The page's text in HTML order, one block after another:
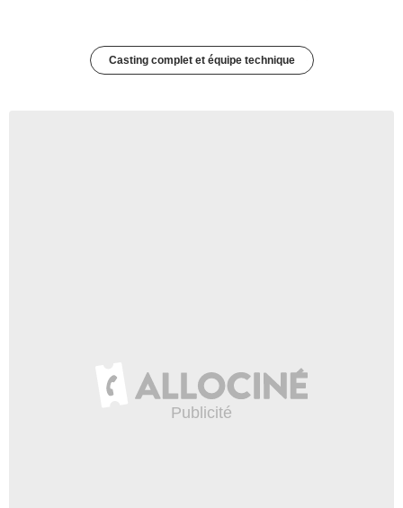
Casting complet et équipe technique